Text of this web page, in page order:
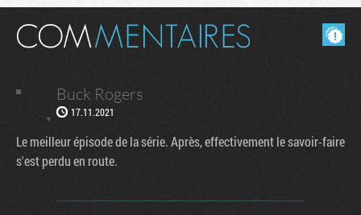
Masquer les commentaires lus.
Buck Rogers
17.11.2021
Le meilleur épisode de la série. Après, effectivement le savoir-faire
s'est perdu en route.